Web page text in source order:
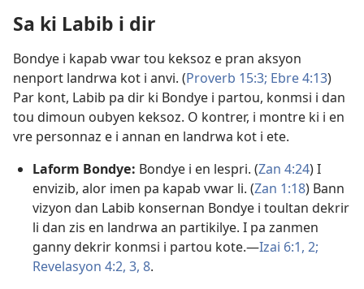
Sa ki Labib i dir
Bondye i kapab vwar tou keksoz e pran aksyon
nenport landrwa kot i anvi. (Proverb 15:3; Ebre 4:13)
Par kont, Labib pa dir ki Bondye i partou, konmsi i dan
tou dimoun oubyen keksoz. O kontrer, i montre ki i en
vre personnaz e i annan en landrwa kot i ete.
Laform Bondye: Bondye i en lespri. (Zan 4:24) I
envizib, alor imen pa kapab vwar li. (Zan 1:18) Bann
vizyon dan Labib konsernan Bondye i toultan dekrir
li dan zis en landrwa an partikilye. I pa zanmen
ganny dekrir konmsi i partou kote.​—Izai 6:1, 2;
Revelasyon 4:2, 3, 8.